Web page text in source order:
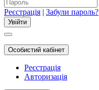
Реєстрація | Забули пароль?
Особистий кабінет
Реєстрація
Авторизація